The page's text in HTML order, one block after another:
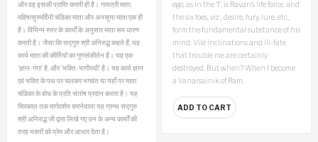
और वह इसकी प्राप्ति करती ही है। गायत्री माता,
महिषासुरमर्दिनी चंडिका माता और अनसूया माता एक ही
है। विभिन्न स्तर के कार्यों के अनुसार माता रूप धारण
करती है। जैसा कि सद्गुरु श्री अनिरुद्ध कहते हैं, यह
कार्य माता की कीर्तियों का गुणसंकीर्तन है। यह एक
‘ज्ञान-गंगा’ है, और ‘भक्ति-भागीरथी’ है। यह कार्य ज्ञान
एवं भक्ति के पथ पर चलकर भगवंत या यहाँ पर माता
चंडिका के बोध के प्रति संतोष प्रदान करता है। यह
चिरकाल तक मार्गदर्शन करनेवाला यह ग्रन्थ सद्गुरु
श्री अनिरुद्ध जी द्वारा लिखे गए उन के अन्य कार्यों की
तरह भक्तों को प्रेम और आधार देता है।
ego, as in the ‘I’, is Ravan’s life force, and
the six foes, viz., desire, fury, lure, etc.,
form the fundamental substance of his
mind. Vile inclinations and ill-fate
that trouble me are certainly
destroyed. But when? When I become
a Vanarsainik of Ram.
ADD TO CART